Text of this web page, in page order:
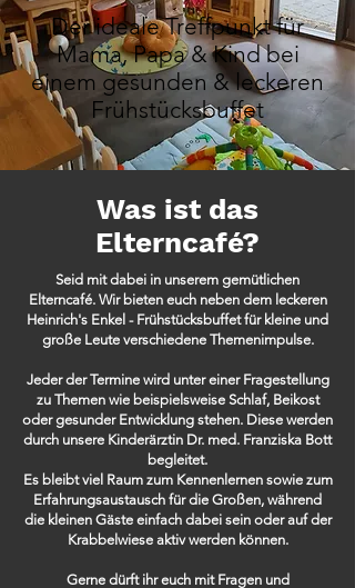
Der ideale Treffpunkt für
Mama, Papa & Kind bei
einem gesunden & leckeren
Frühstücksbuffet
Was ist das
Elterncafé?
Seid mit dabei in unserem gemütlichen
Elterncafé. Wir bieten euch neben dem leckeren
Heinrich's Enkel - Frühstücksbuffet für kleine und
große Leute verschiedene Themenimpulse.
Jeder der Termine wird unter einer Fragestellung
zu Themen wie beispielsweise Schlaf, Beikost
oder gesunder Entwicklung stehen. Diese werden
durch unsere Kinderärztin Dr. med. Franziska Bott
begleitet.
Es bleibt viel Raum zum Kennenlernen sowie zum
Erfahrungsaustausch für die Großen, während
die kleinen Gäste einfach dabei sein oder auf der
Krabbelwiese aktiv werden können.
Gerne dürft ihr euch mit Fragen und